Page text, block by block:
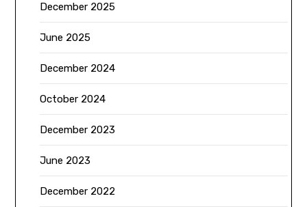
December 2025
June 2025
December 2024
October 2024
December 2023
June 2023
December 2022